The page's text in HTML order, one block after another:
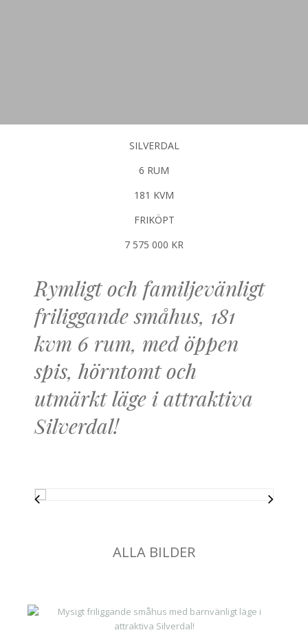
SILVERDAL
6 RUM
181 KVM
FRIKÖPT
7 575 000 KR
Rymligt och familjevänligt
friliggande småhus, 181
kvm 6 rum, med öppen
spis, hörntomt och
utmärkt läge i attraktiva
Silverdal!
ALLA BILDER